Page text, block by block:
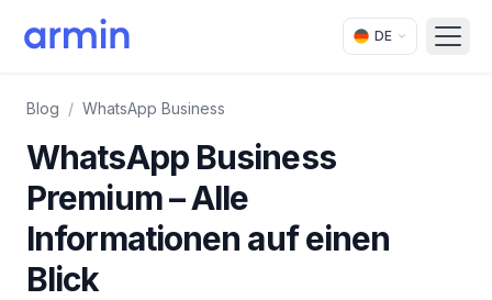
DE
Blog / WhatsApp Business
WhatsApp Business
Premium – Alle
Informationen auf einen
Blick